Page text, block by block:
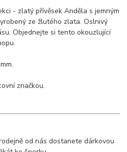
- zlatý přívěsek Anděla s jemným
ze žlutého zlata. Oslnivý
Objednejte si tento okouzlující
značkou.
od nás dostanete dárkovou